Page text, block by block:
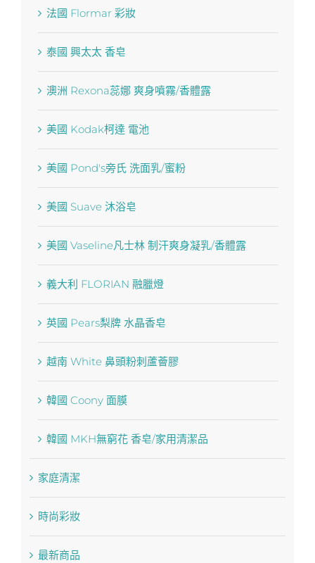
法國 Flormar 彩妝
泰國 興太太 香皂
澳洲 Rexona蕊娜 爽身噴霧/香體露
美國 Kodak柯達 電池
美國 Pond′s旁氏 洗面乳/蜜粉
美國 Suave 沐浴皂
美國 Vaseline凡士林 制汗爽身凝乳/香體露
義大利 FLORIAN 融臘燈
英國 Pears梨牌 水晶香皂
越南 White 鼻頭粉刺蘆薈膠
韓國 Coony 面膜
韓國 MKH無窮花 香皂/家用清潔品
家庭清潔
時尚彩妝
最新商品